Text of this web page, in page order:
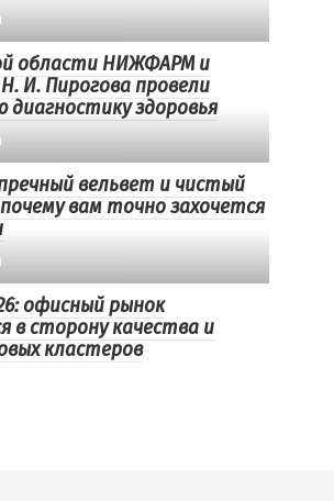
области НИЖФАРМ и
И. Пирогова провели
диагностику здоровья
вельвет и чистый
вам точно захочется
офисный рынок
в сторону качества и
кластеров